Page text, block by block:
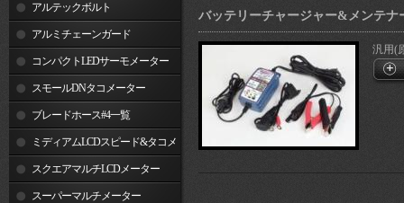
アルテックボルト
アルミチェーンガード
コンパクトLEDサーモメーター
スモールDNタコメーター
ブレードホース#4一覧
ミディアムLCDスピード&タコメ
ータースクエアマルチLCDメーター
スーパーマルチメーター
バッテリーチャージャー&メンテ
汎用(